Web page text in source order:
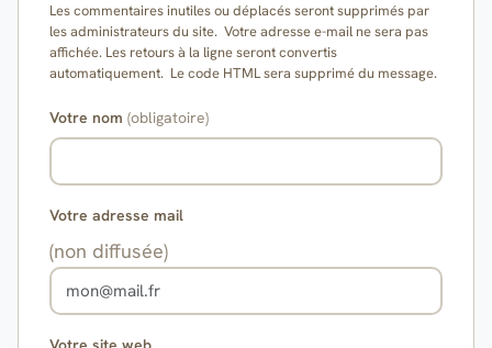
Les commentaires inutiles ou déplacés seront supprimés par
les administrateurs du site. Votre adresse e-mail ne sera pas
affichée. Les retours à la ligne seront convertis
automatiquement. Le code HTML sera supprimé du message.
Votre nom (obligatoire)
Votre adresse mail
(non diffusée)